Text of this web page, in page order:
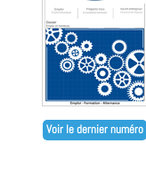
Voir le dernier numéro